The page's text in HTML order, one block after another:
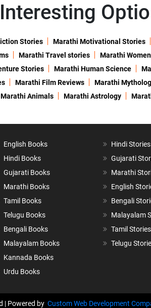
Stories Marathi Motivational Stories
Marathi Travel stories Marathi
Stories Marathi Human Science
Marathi Film Reviews Marathi
Marathi Animals Marathi Astrology
English Books
Hindi Books
Gujarati Books
Marathi Books
Tamil Books
Telugu Books
Bengali Books
Malayalam Books
Kannada Books
Urdu Books
Hindi Stories
Gujarati
Marathi
English
Bengali
Malayalam
Tamil Stories
Telugu
| Powered by Custom Web Development